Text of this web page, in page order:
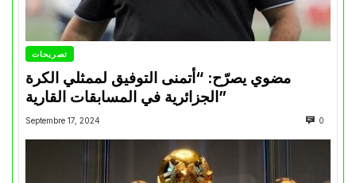
تصريحات
مضوي يصرّح: “أتمنى التوفيق لممثلي الكرة
الجزائرية في المسابقات القارية”
Septembre 17, 2024 0